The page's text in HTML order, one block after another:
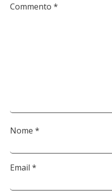
Commento *
Nome *
Email *